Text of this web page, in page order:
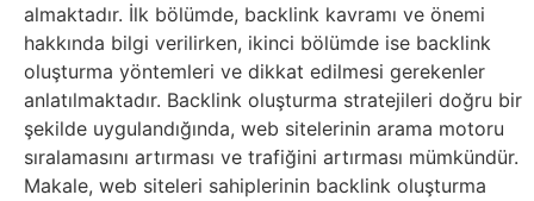
Bilgisayar
Bilim
Bitcoin
almaktadır. İlk bölümde, backlink kavramı ve önemi
hakkında bilgi verilirken, ikinci bölümde ise backlink
oluşturma yöntemleri ve dikkat edilmesi gerekenler
anlatılmaktadır. Backlink oluşturma stratejileri doğru bir
şekilde uygulandığında, web sitelerinin arama motoru
sıralamasını artırması ve trafiğini artırması mümkündür.
Makale, web siteleri sahiplerinin backlink oluşturma